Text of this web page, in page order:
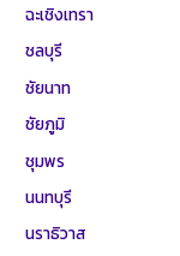
ฉะเชิงเทรา
ชลบุรี
ชัยนาท
ชัยภูมิ
ชุมพร
นนทบุรี
นราธิวาส